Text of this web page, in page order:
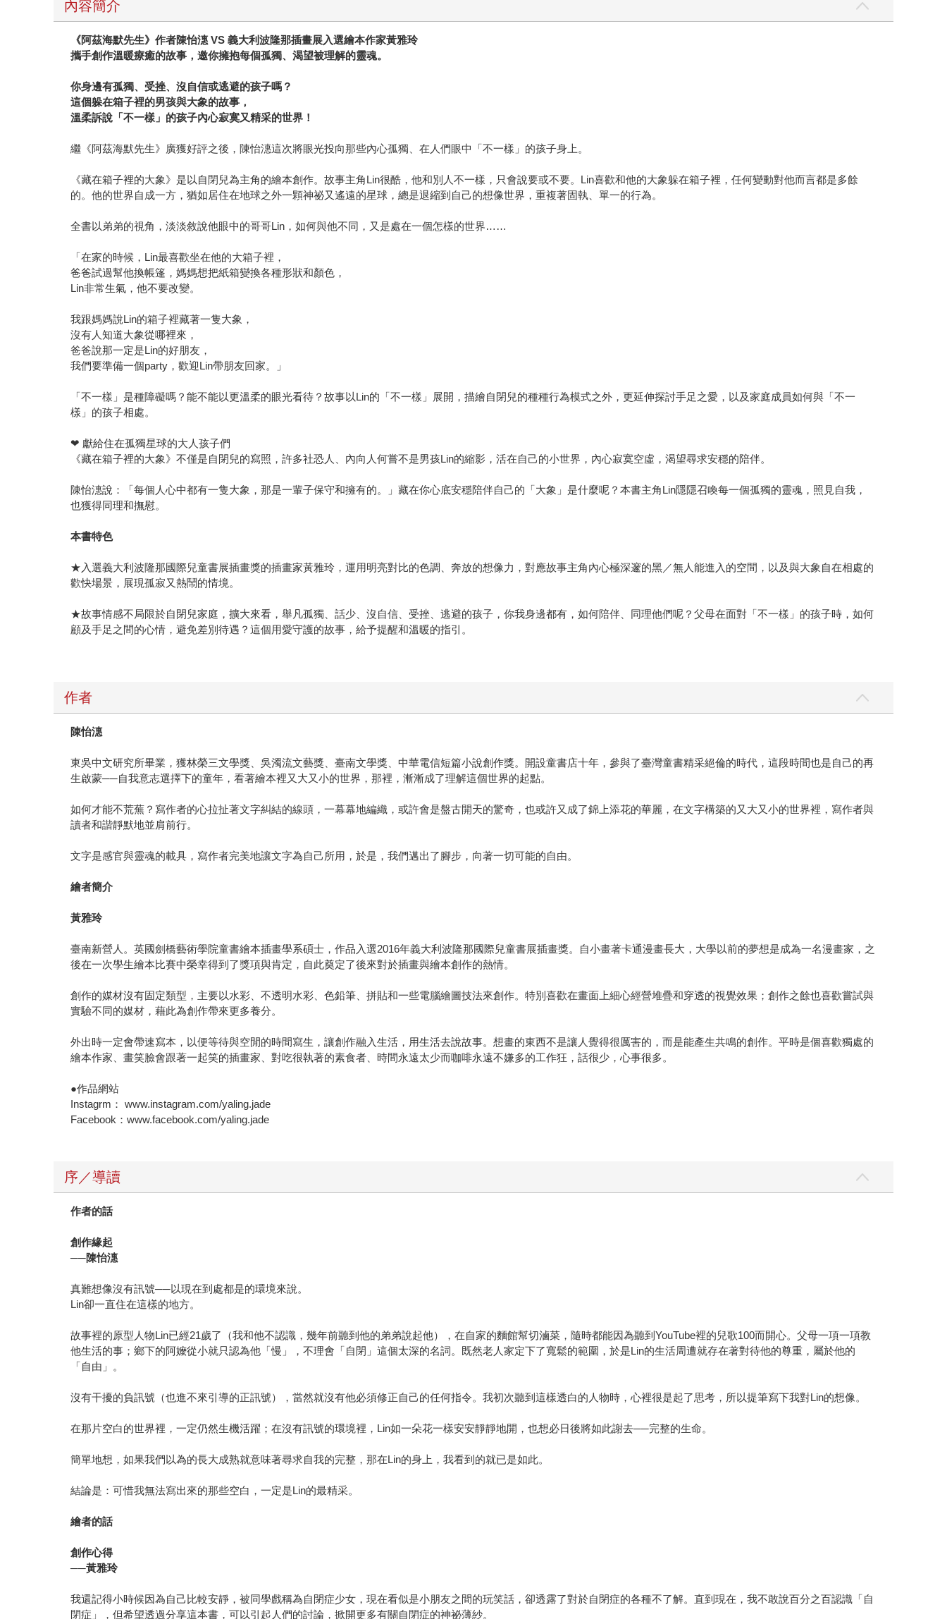
內容簡介
《阿茲海默先生》作者陳怡潓 VS 義大利波隆那插畫展入選繪本作家黃雅玲
攜手創作溫暖療癒的故事，邀你擁抱每個孤獨、渴望被理解的靈魂。
你身邊有孤獨、受挫、沒自信或逃避的孩子嗎？
這個躲在箱子裡的男孩與大象的故事，
溫柔訴說「不一樣」的孩子內心寂寞又精采的世界！
繼《阿茲海默先生》廣獲好評之後，陳怡潓這次將眼光投向那些內心孤獨、在人們眼中「不一樣」的孩子身上。
《藏在箱子裡的大象》是以自閉兒為主角的繪本創作。故事主角Lin很酷，他和別人不一樣，只會說要或不要。Lin喜歡和他的大象躲在箱子裡，任何變動對他而言都是多餘
的。他的世界自成一方，猶如居住在地球之外一顆神祕又遙遠的星球，總是退縮到自己的想像世界，重複著固執、單一的行為。
全書以弟弟的視角，淡淡敘說他眼中的哥哥Lin，如何與他不同，又是處在一個怎樣的世界……
「在家的時候，Lin最喜歡坐在他的大箱子裡，
爸爸試過幫他換帳篷，媽媽想把紙箱變換各種形狀和顏色，
Lin非常生氣，他不要改變。
我跟媽媽說Lin的箱子裡藏著一隻大象，
沒有人知道大象從哪裡來，
爸爸說那一定是Lin的好朋友，
我們要準備一個party，歡迎Lin帶朋友回家。」
「不一樣」是種障礙嗎？能不能以更溫柔的眼光看待？故事以Lin的「不一樣」展開，描繪自閉兒的種種行為模式之外，更延伸探討手足之愛，以及家庭成員如何與「不一
樣」的孩子相處。
❤ 獻給住在孤獨星球的大人孩子們
《藏在箱子裡的大象》不僅是自閉兒的寫照，許多社恐人、內向人何嘗不是男孩Lin的縮影，活在自己的小世界，內心寂寞空虛，渴望尋求安穩的陪伴。
陳怡潓說：「每個人心中都有一隻大象，那是一輩子保守和擁有的。」藏在你心底安穩陪伴自己的「大象」是什麼呢？本書主角Lin隱隱召喚每一個孤獨的靈魂，照見自我，
也獲得同理和撫慰。
本書特色
★入選義大利波隆那國際兒童書展插畫獎的插畫家黃雅玲，運用明亮對比的色調、奔放的想像力，對應故事主角內心極深邃的黑／無人能進入的空間，以及與大象自在相處的
歡快場景，展現孤寂又熱鬧的情境。
★故事情感不局限於自閉兒家庭，擴大來看，舉凡孤獨、話少、沒自信、受挫、逃避的孩子，你我身邊都有，如何陪伴、同理他們呢？父母在面對「不一樣」的孩子時，如何
顧及手足之間的心情，避免差別待遇？這個用愛守護的故事，給予提醒和溫暖的指引。
作者
陳怡潓
東吳中文研究所畢業，獲林榮三文學獎、吳濁流文藝獎、臺南文學獎、中華電信短篇小說創作獎。開設童書店十年，參與了臺灣童書精采絕倫的時代，這段時間也是自己的再
生啟蒙──自我意志選擇下的童年，看著繪本裡又大又小的世界，那裡，漸漸成了理解這個世界的起點。
如何才能不荒蕪？寫作者的心拉扯著文字糾結的線頭，一幕幕地編織，或許會是盤古開天的驚奇，也或許又成了錦上添花的華麗，在文字構築的又大又小的世界裡，寫作者與
讀者和諧靜默地並肩前行。
文字是感官與靈魂的載具，寫作者完美地讓文字為自己所用，於是，我們邁出了腳步，向著一切可能的自由。
繪者簡介
黃雅玲
臺南新營人。英國劍橋藝術學院童書繪本插畫學系碩士，作品入選2016年義大利波隆那國際兒童書展插畫獎。自小畫著卡通漫畫長大，大學以前的夢想是成為一名漫畫家，之
後在一次學生繪本比賽中榮幸得到了獎項與肯定，自此奠定了後來對於插畫與繪本創作的熱情。
創作的媒材沒有固定類型，主要以水彩、不透明水彩、色鉛筆、拼貼和一些電腦繪圖技法來創作。特別喜歡在畫面上細心經營堆疊和穿透的視覺效果；創作之餘也喜歡嘗試與
實驗不同的媒材，藉此為創作帶來更多養分。
外出時一定會帶速寫本，以便等待與空閒的時間寫生，讓創作融入生活，用生活去說故事。想畫的東西不是讓人覺得很厲害的，而是能產生共鳴的創作。平時是個喜歡獨處的
繪本作家、畫笑臉會跟著一起笑的插畫家、對吃很執著的素食者、時間永遠太少而咖啡永遠不嫌多的工作狂，話很少，心事很多。
●作品網站
Instagrm： www.instagram.com/yaling.jade
Facebook：www.facebook.com/yaling.jade
序／導讀
作者的話
創作緣起
──陳怡潓
真難想像沒有訊號──以現在到處都是的環境來說。
Lin卻一直住在這樣的地方。
故事裡的原型人物Lin已經21歲了（我和他不認識，幾年前聽到他的弟弟說起他），在自家的麵館幫切滷菜，隨時都能因為聽到YouTube裡的兒歌100而開心。父母一項一項教
他生活的事；鄉下的阿嬤從小就只認為他「慢」，不理會「自閉」這個太深的名詞。既然老人家定下了寬鬆的範圍，於是Lin的生活周遭就存在著對待他的尊重，屬於他的
「自由」。
沒有干擾的負訊號（也進不來引導的正訊號），當然就沒有他必須修正自己的任何指令。我初次聽到這樣透白的人物時，心裡很是起了思考，所以提筆寫下我對Lin的想像。
在那片空白的世界裡，一定仍然生機活躍；在沒有訊號的環境裡，Lin如一朵花一樣安安靜靜地開，也想必日後將如此謝去──完整的生命。
簡單地想，如果我們以為的長大成熟就意味著尋求自我的完整，那在Lin的身上，我看到的就已是如此。
結論是：可惜我無法寫出來的那些空白，一定是Lin的最精采。
繪者的話
創作心得
──黃雅玲
我還記得小時候因為自己比較安靜，被同學戲稱為自閉症少女，現在看似是小朋友之間的玩笑話，卻透露了對於自閉症的各種不了解。直到現在，我不敢說百分之百認識「自
閉症」，但希望透過分享這本書，可以引起人們的討論，掀開更多有關自閉症的神祕薄紗。